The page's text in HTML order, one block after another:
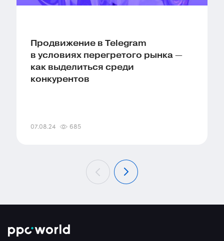
Продвижение в Telegram
в условиях перегретого рынка —
как выделиться среди
конкурентов
07.08.24 685